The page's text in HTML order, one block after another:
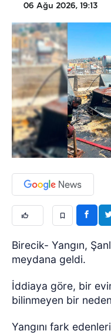
06 Ağu 2026, 19:13
Birecik- Yangın,
meydana geldi.
İddiaya göre, bir
bilinmeyen bir
Yangını fark